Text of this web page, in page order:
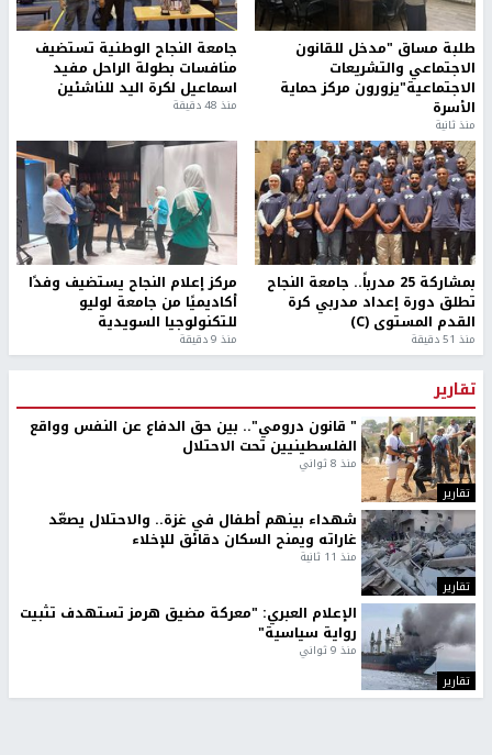
طلبة مساق "مدخل للقانون
الاجتماعي والتشريعات
الاجتماعية"يزورون مركز حماية
الأسرة
منذ ثانية
جامعة النجاح الوطنية تستضيف
منافسات بطولة الراحل مفيد
اسماعيل لكرة اليد للناشئين
منذ 48 دقيقة
بمشاركة 25 مدرباً.. جامعة النجاح
تطلق دورة إعداد مدربي كرة
القدم المستوى (C)
منذ 51 دقيقة
مركز إعلام النجاح يستضيف وفدًا
أكاديميًا من جامعة لوليو
للتكنولوجيا السويدية
منذ 9 دقيقة
تقارير
تقارير
" قانون درومي".. بين حق الدفاع عن النفس وواقع
الفلسطينيين تحت الاحتلال
منذ 8 ثواني
تقارير
شهداء بينهم أطفال في غزة.. والاحتلال يصعّد
غاراته ويمنح السكان دقائق للإخلاء
منذ 11 ثانية
تقارير
الإعلام العبري: "معركة مضيق هرمز تستهدف تثبيت
رواية سياسية"
منذ 9 ثواني